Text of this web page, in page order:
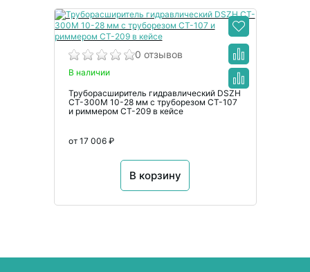
0 отзывов
В наличии
Труборасширитель гидравлический DSZH
CT-300M 10-28 мм с труборезом CT-107
и риммером CT-209 в кейсе
от 17 006 ₽
В корзину